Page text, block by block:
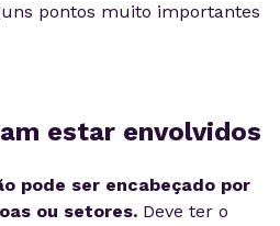
pontos muito importantes
estar envolvidos
pode ser encabeçado por
ou setores. Deve ter o